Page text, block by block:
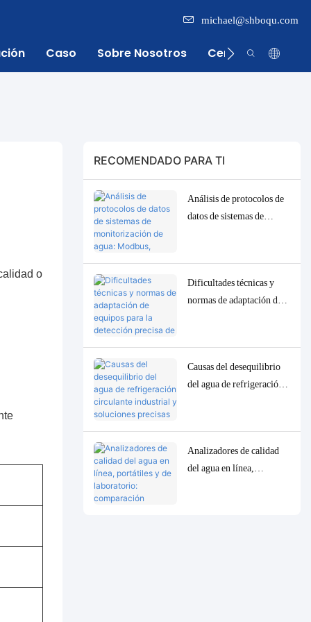
michael@shboqu.com
Caso Sobre Nosotros Centro De
o
RECOMENDADO PARA TI
Análisis de protocolos de
datos de sistemas de
Soluciones de adaptación
y depuración.
Dificultades técnicas y
normas de adaptación de
traza de baja
concentración en la
calidad del agua.
Causas del desequilibrio
del agua de refrigeración
control y monitorización.
Analizadores de calidad
del agua en línea,